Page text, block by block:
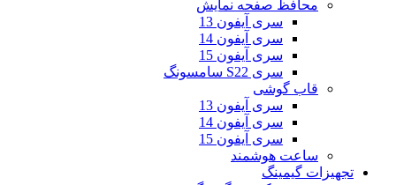
محافظ صفحه نمایش
سری آیفون 13
سری آیفون 14
سری آیفون 15
سری S22 سامسونگ
قاب گوشی
سری آیفون 13
سری آیفون 14
سری آیفون 15
ساعت هوشمند
تجهیزات گیمینگ